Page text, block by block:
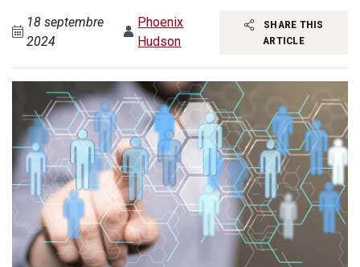
18 septembre
2024
Phoenix
Hudson
SHARE THIS
ARTICLE